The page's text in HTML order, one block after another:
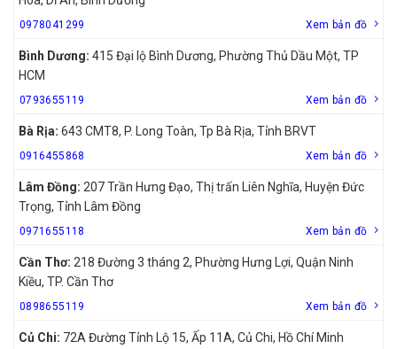
0978041299 Xem bản đồ
Bình Dương: 415 Đại lộ Bình Dương, Phường Thủ Dầu Một, TP
HCM
0793655119 Xem bản đồ
Bà Rịa: 643 CMT8, P. Long Toàn, Tp Bà Rịa, Tỉnh BRVT
0916455868 Xem bản đồ
Lâm Đồng: 207 Trần Hưng Đạo, Thị trấn Liên Nghĩa, Huyện Đức
Trọng, Tỉnh Lâm Đồng
0971655118 Xem bản đồ
Cần Thơ: 218 Đường 3 tháng 2, Phường Hưng Lợi, Quận Ninh
Kiều, TP. Cần Thơ
0898655119 Xem bản đồ
Củ Chi: 72A Đường Tỉnh Lộ 15, Ấp 11A, Củ Chi, Hồ Chí Minh